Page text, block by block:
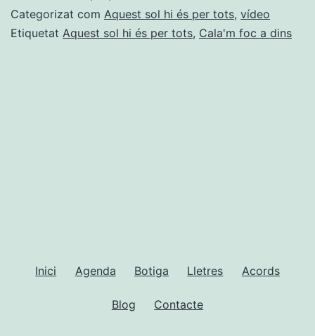
Categorizat com Aquest sol hi és per tots, vídeo
Etiquetat Aquest sol hi és per tots, Cala'm foc a dins
Inici Agenda Botiga Lletres Acords
Blog Contacte